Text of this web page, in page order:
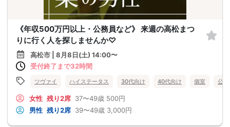
《年収500万円以上・公務員など》 来週の高松まつ
りに行く人を探しませんか♡
高松市 | 8月8日(土) 14:00〜
受付終了まで32時間
ツヴァイ ハイステータス 30代向け 40代向け 個室 公
女性 残り2席 37〜49歳 500円
男性 残り2席 39〜49歳 3,000円